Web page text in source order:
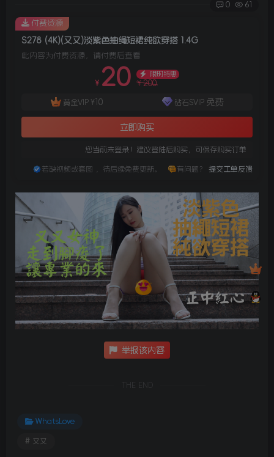
0 61
S278 (4K)(又又)淡紫色抽绳短裙纯欲穿搭 1.4G
此内容为付费资源，请付费后查看
¥ 20
限时特惠
¥ 200
黄金VIP ¥ 10 钻石SVIP 免费
立即购买
您当前未登录！建议登陆后购买，可保存购买订单
若缺视频或套图 ，待后续免费更新。 有问题？ 提交工单反馈
付费资源
举报该内容
WhatsLove
# 又又